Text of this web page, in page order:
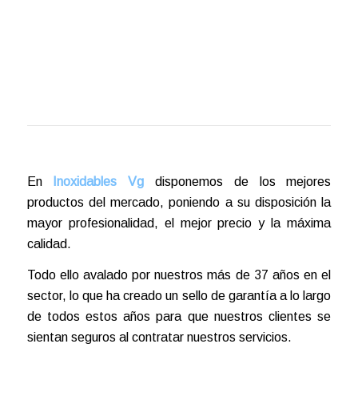
En Inoxidables Vgdisponemos de los mejores
productos del mercado, poniendo a su disposición la
mayor profesionalidad, el mejor precio y la máxima
calidad.
Todo ello avalado por nuestros más de 37 años en el
sector, lo que ha creado un sello de garantía a lo largo
de todos estos años para que nuestros clientes se
sientan seguros al contratar nuestros servicios.